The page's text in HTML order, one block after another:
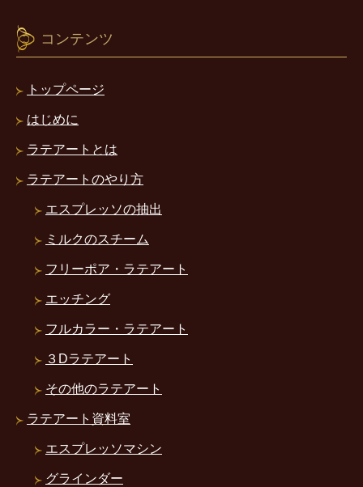
コンテンツ
トップページ
はじめに
ラテアートとは
ラテアートのやり方
エスプレッソの抽出
ミルクのスチーム
フリーポア・ラテアート
エッチング
フルカラー・ラテアート
３Dラテアート
その他のラテアート
ラテアート資料室
エスプレッソマシン
グラインダー